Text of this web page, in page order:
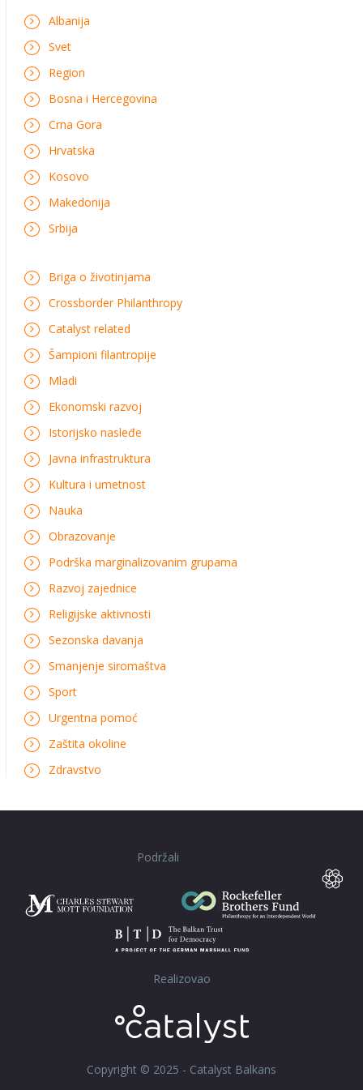
Albanija
Svet
Region
Bosna i Hercegovina
Crna Gora
Hrvatska
Kosovo
Makedonija
Srbija
Briga o životinjama
Crossborder Philanthropy
Catalyst related
Šampioni filantropije
Mladi
Ekonomski razvoj
Istorijsko nasleđe
Javna infrastruktura
Kultura i umetnost
Nauka
Obrazovanje
Podrška marginalizovanim grupama
Razvoj zajednice
Religijske aktivnosti
Sezonska davanja
Smanjenje siromaštva
Sport
Urgentna pomoć
Zaštita okoline
Zdravstvo
Podržali
Realizovao
Copyright © 2025 - Catalyst Balkans